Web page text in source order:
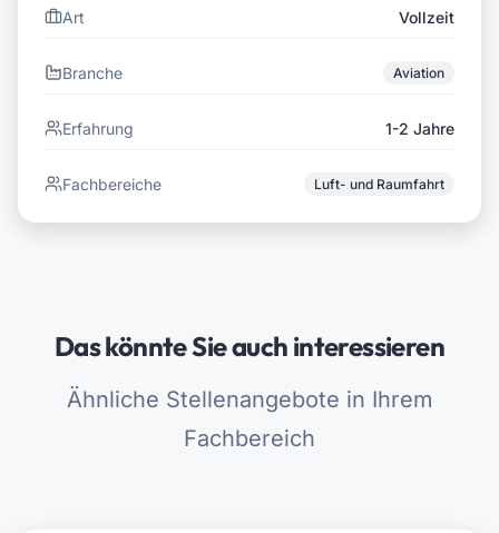
Art Vollzeit
Branche Aviation
Erfahrung 1-2 Jahre
Fachbereiche Luft- und Raumfahrt
Das könnte Sie auch interessieren
Ähnliche Stellenangebote in Ihrem
Fachbereich